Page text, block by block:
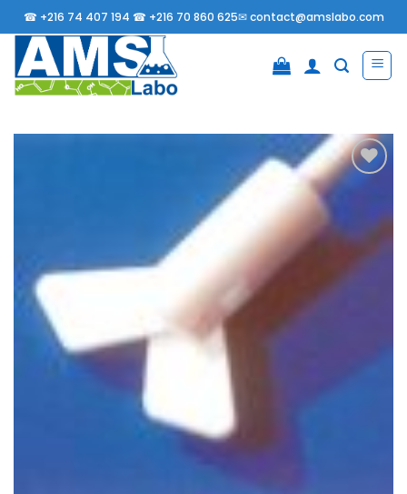
Passer
au
contenu
☎ +216 74 407 194 ☎ +216 70 860 625✉contact@amslabo.com
Ajouter
à la
liste
d’envies